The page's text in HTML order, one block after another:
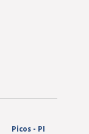
Picos - PI